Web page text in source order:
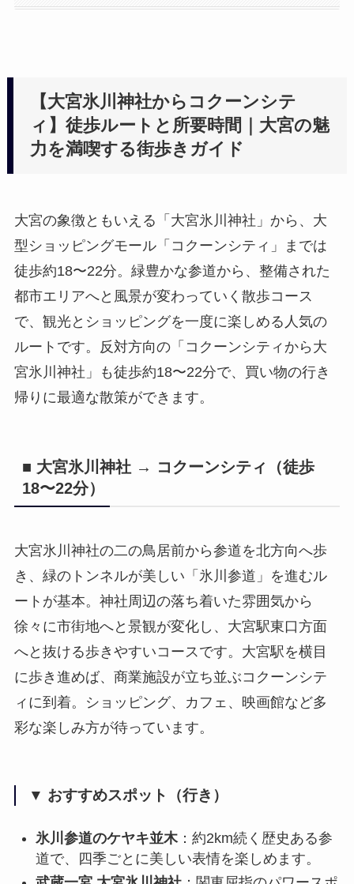
【大宮氷川神社からコクーンシテ
ィ】徒歩ルートと所要時間｜大宮の魅
力を満喫する街歩きガイド
大宮の象徴ともいえる「大宮氷川神社」から、大
型ショッピングモール「コクーンシティ」までは
徒歩約18〜22分。緑豊かな参道から、整備された
都市エリアへと風景が変わっていく散歩コース
で、観光とショッピングを一度に楽しめる人気の
ルートです。反対方向の「コクーンシティから大
宮氷川神社」も徒歩約18〜22分で、買い物の行き
帰りに最適な散策ができます。
■ 大宮氷川神社 → コクーンシティ（徒歩
18〜22分）
大宮氷川神社の二の鳥居前から参道を北方向へ歩
き、緑のトンネルが美しい「氷川参道」を進むル
ートが基本。神社周辺の落ち着いた雰囲気から
徐々に市街地へと景観が変化し、大宮駅東口方面
へと抜ける歩きやすいコースです。大宮駅を横目
に歩き進めば、商業施設が立ち並ぶコクーンシテ
ィに到着。ショッピング、カフェ、映画館など多
彩な楽しみ方が待っています。
▼ おすすめスポット（行き）
氷川参道のケヤキ並木：約2km続く歴史ある参
道で、四季ごとに美しい表情を楽しめます。